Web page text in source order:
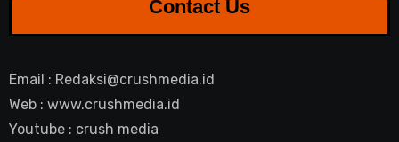
Contact Us
Email : Redaksi@crushmedia.id
Web : www.crushmedia.id
Youtube : crush media